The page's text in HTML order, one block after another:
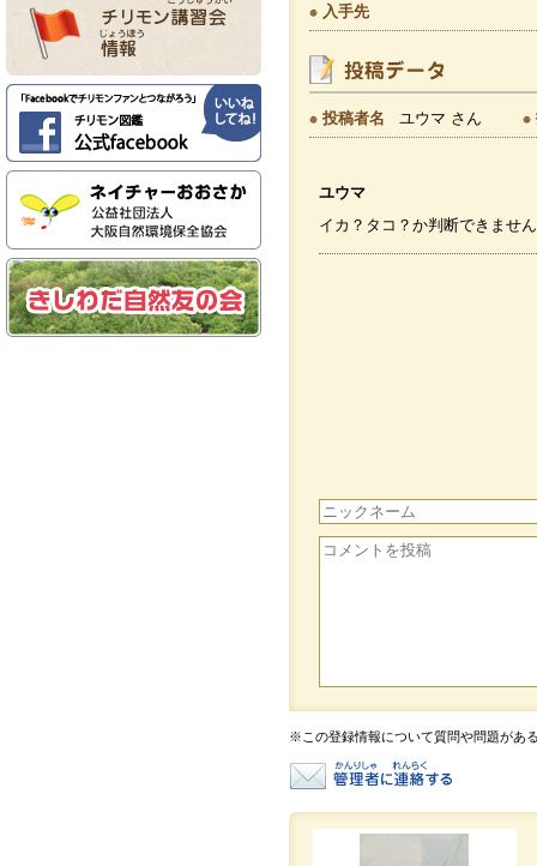
入手先
投稿者名 ユウマ さん
ユウマ
イカ？タコ？か判断できま
※この登録情報について質問や問題があ